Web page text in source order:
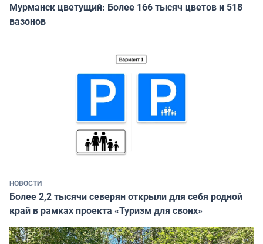
Мурманск цветущий: Более 166 тысяч цветов и 518
вазонов
НОВОСТИ
Более 2,2 тысячи северян открыли для себя родной
край в рамках проекта «Туризм для своих»